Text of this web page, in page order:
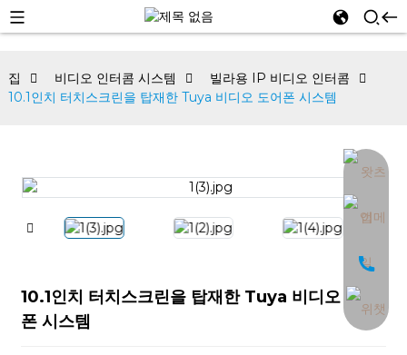
집 비디오 인터콤 시스템
빌라용 IP 비디오 인터콤
10.1인치 터치스크린을 탑재한 Tuya 비디오 도어폰 시스템
10.1인치 터치스크린을 탑재한 Tuya 비디오 도어
폰 시스템